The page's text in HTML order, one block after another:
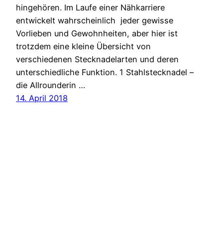
hingehören. Im Laufe einer Nähkarriere
entwickelt wahrscheinlich jeder gewisse
Vorlieben und Gewohnheiten, aber hier ist
trotzdem eine kleine Übersicht von
verschiedenen Stecknadelarten und deren
unterschiedliche Funktion. 1 Stahlstecknadel –
die Allrounderin …
14. April 2018